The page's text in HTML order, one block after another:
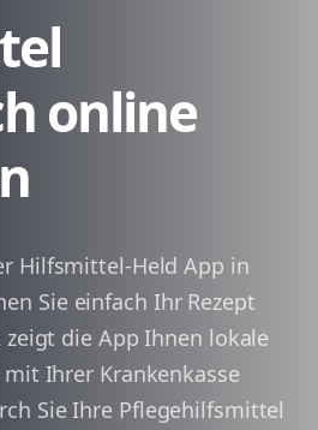
online
Hilfsmittel-Held App in
Sie einfach Ihr Rezept
die App Ihnen lokale
Ihrer Krankenkasse
Sie Ihre Pflegehilfsmittel